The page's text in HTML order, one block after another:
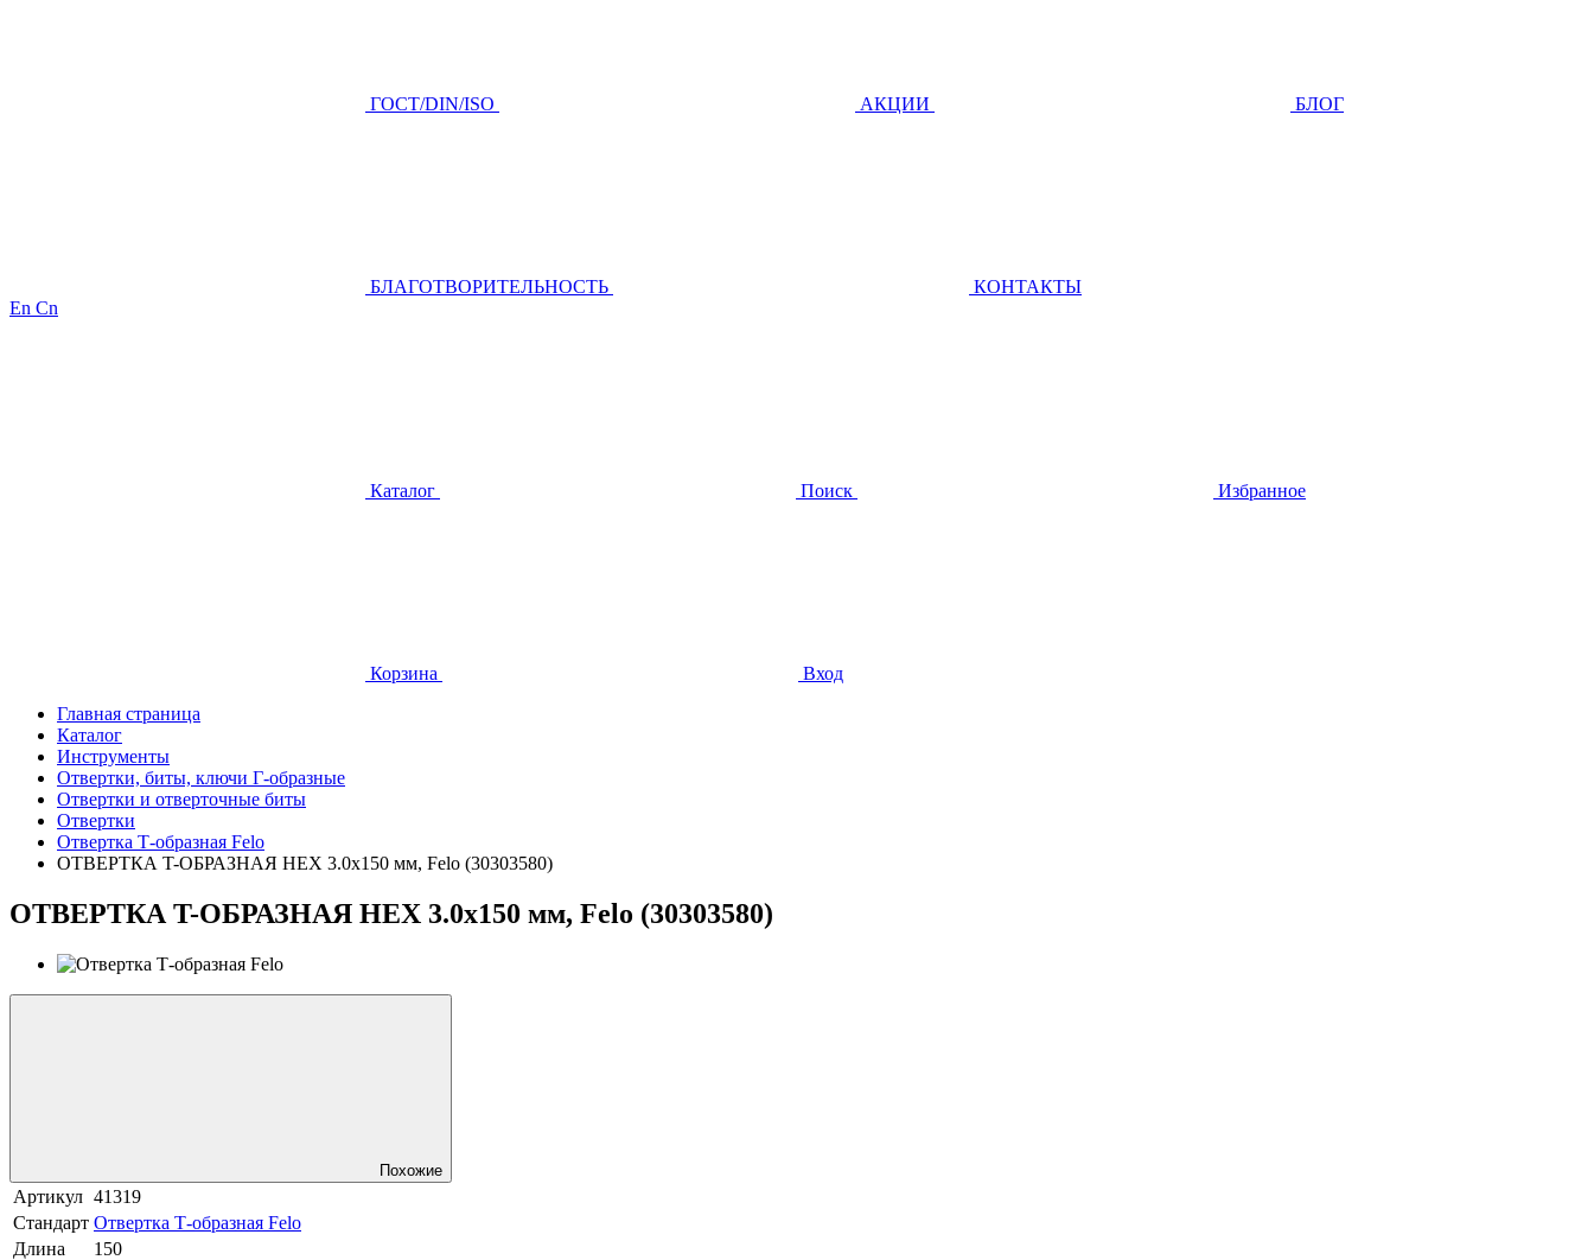
ГOCТ/DIN/ISO АКЦИИ БЛОГ
БЛАГОТВОРИТЕЛЬНОСТЬ
КОНТАКТЫ
En Cn
Каталог Поиск Избранное
Корзина
Вход
Главная страница
Каталог
Инструменты
Отвертки, биты, ключи Г-образные
Отвертки и отверточные биты
Отвертки
Отвертка Т-образная Felo
ОТВЕРТКА T-ОБРАЗНАЯ HEX 3.0х150 мм, Felo (30303580)
ОТВЕРТКА T-ОБРАЗНАЯ HEX 3.0х150 мм, Felo (30303580)
Похожие
Артикул 41319
Стандарт Отвертка Т-образная Felo
Длина
150